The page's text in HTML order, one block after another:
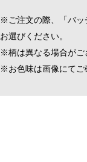
※ご注文の際、「バッ
お選びください。
※柄は異なる場合がご
※お色味は画像にてご